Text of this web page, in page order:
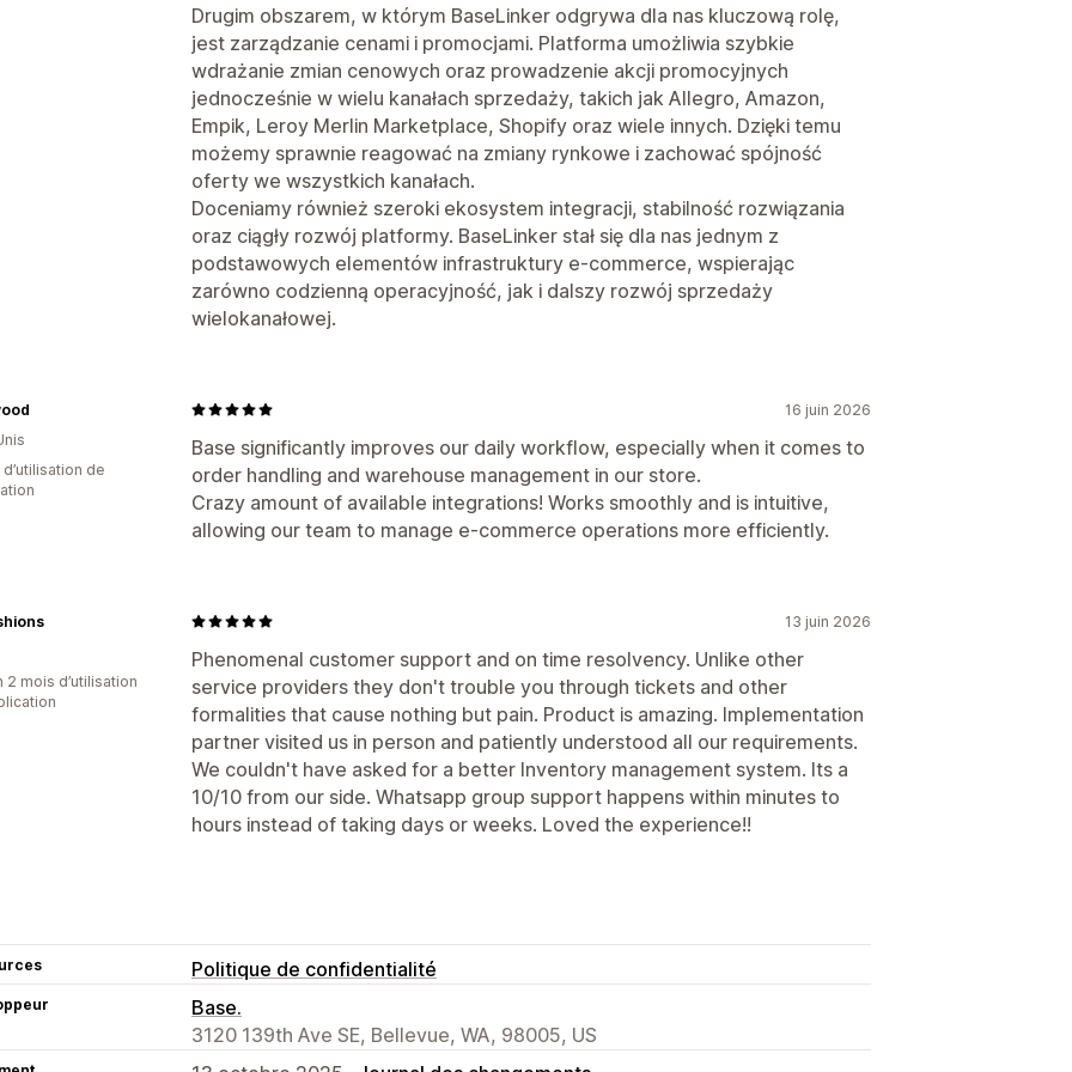
Drugim obszarem, w którym BaseLinker odgrywa dla nas kluczową rolę,
jest zarządzanie cenami i promocjami. Platforma umożliwia szybkie
wdrażanie zmian cenowych oraz prowadzenie akcji promocyjnych
jednocześnie w wielu kanałach sprzedaży, takich jak Allegro, Amazon,
Empik, Leroy Merlin Marketplace, Shopify oraz wiele innych. Dzięki temu
możemy sprawnie reagować na zmiany rynkowe i zachować spójność
oferty we wszystkich kanałach.
Doceniamy również szeroki ekosystem integracji, stabilność rozwiązania
oraz ciągły rozwój platformy. BaseLinker stał się dla nas jednym z
podstawowych elementów infrastruktury e-commerce, wspierając
zarówno codzienną operacyjność, jak i dalszy rozwój sprzedaży
wielokanałowej.
16 juin 2026
Base significantly improves our daily workflow, especially when it comes to
order handling and warehouse management in our store.
Crazy amount of available integrations! Works smoothly and is intuitive,
allowing our team to manage e-commerce operations more efficiently.
de
13 juin 2026
Phenomenal customer support and on time resolvency. Unlike other
service providers they don't trouble you through tickets and other
formalities that cause nothing but pain. Product is amazing. Implementation
partner visited us in person and patiently understood all our requirements.
We couldn't have asked for a better Inventory management system. Its a
10/10 from our side. Whatsapp group support happens within minutes to
hours instead of taking days or weeks. Loved the experience!!
2 mois d’utilisation
Politique de confidentialité
Base.
3120 139th Ave SE, Bellevue, WA, 98005, US